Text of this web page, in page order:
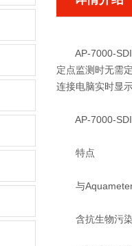
AP-7000-
定点监测时无需
连接电脑实时显
AP-7000-
特点
与Aquameter
含抗生物污染